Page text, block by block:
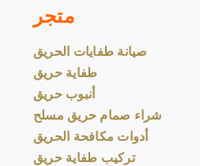
متجر
صيانة طفايات الحريق
طفاية حريق
أنبوب حريق
شراء صمام حريق مسلح
أدوات مكافحة الحريق
تركيب طفاية حريق